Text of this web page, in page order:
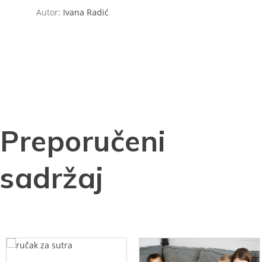
Autor: Ivana Radić
Preporučeni
sadržaj